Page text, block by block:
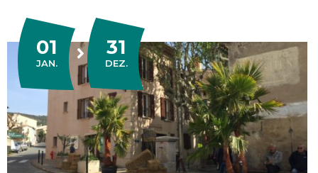
DU 01
JAN.JANUAR
AU 31
DEZ.DEZEMBER